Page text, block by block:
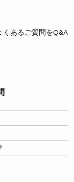
あるご質問をQ&A